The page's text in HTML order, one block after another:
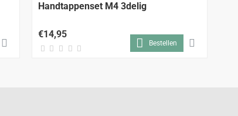
Handtappenset M4 3delig
€14,95
Bestellen